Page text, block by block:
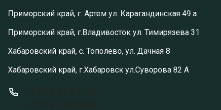
Приморский край, г. Артем ул. Карагандинская 49 а
Приморский край, г.Владивосток ул. Тимирязева 31
Хабаровский край, с. Тополево, ул. Дачная 8
Хабаровский край, г.Хабаровск ул.Суворова 82 А